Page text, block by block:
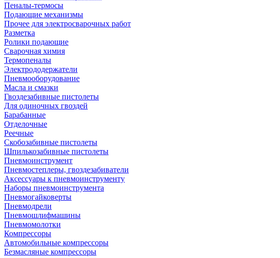
Пеналы-термосы
Подающие механизмы
Прочее для электросварочных работ
Разметка
Ролики подающие
Сварочная химия
Термопеналы
Электрододержатели
Пневмооборудование
Масла и смазки
Гвоздезабивные пистолеты
Для одиночных гвоздей
Барабанные
Отделочные
Реечные
Скобозабивные пистолеты
Шпилькозабивные пистолеты
Пневмоинструмент
Пневмостеплеры, гвоздезабиватели
Аксессуары к пневмоинструменту
Наборы пневмоинструмента
Пневмогайковерты
Пневмодрели
Пневмошлифмашины
Пневмомолотки
Компрессоры
Автомобильные компрессоры
Безмасляные компрессоры